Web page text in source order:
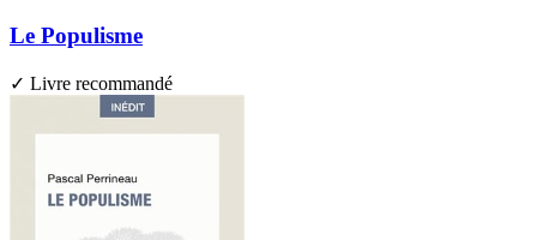
Le Populisme
✓ Livre recommandé